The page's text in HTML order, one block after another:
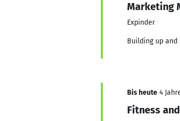
Marketing
Expinder
Building up
Bis heute 4
Fitness